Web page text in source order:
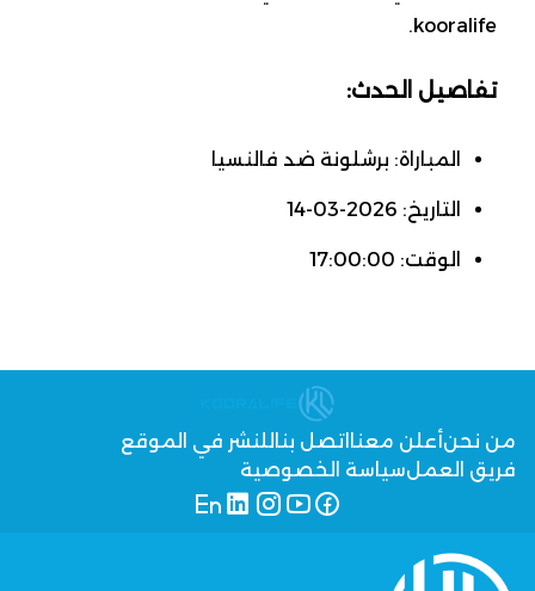
kooralife.
تفاصيل الحدث:
المباراة: برشلونة ضد فالنسيا
التاريخ: 2026-03-14
الوقت: 17:00:00
من نحنأعلن معنا اتصل بنا للنشر في الموقع
فريق العملسياسة الخصوصية